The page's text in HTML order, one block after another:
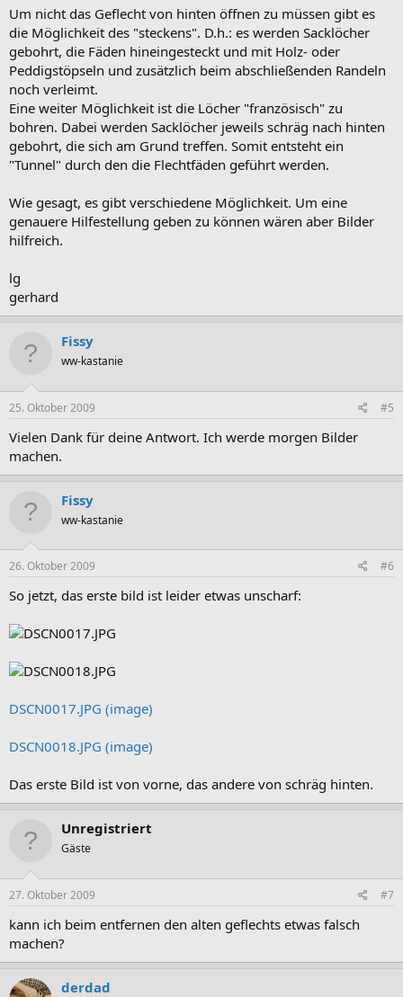
Um nicht das Geflecht von hinten öffnen zu müssen gibt es
die Möglichkeit des "steckens". D.h.: es werden Sacklöcher
gebohrt, die Fäden hineingesteckt und mit Holz- oder
Peddigstöpseln und zusätzlich beim abschließenden Randeln
noch verleimt.
Eine weiter Möglichkeit ist die Löcher "französisch" zu
bohren. Dabei werden Sacklöcher jeweils schräg nach hinten
gebohrt, die sich am Grund treffen. Somit entsteht ein
"Tunnel" durch den die Flechtfäden geführt werden.
Wie gesagt, es gibt verschiedene Möglichkeit. Um eine
genauere Hilfestellung geben zu können wären aber Bilder
hilfreich.
lg
gerhard
Fissy
ww-kastanie
25. Oktober 2009 #5
Vielen Dank für deine Antwort. Ich werde morgen Bilder
machen.
Fissy
ww-kastanie
26. Oktober 2009 #6
So jetzt, das erste bild ist leider etwas unscharf:
DSCN0017.JPG (image)
DSCN0018.JPG (image)
Das erste Bild ist von vorne, das andere von schräg hinten.
Unregistriert
Gäste
27. Oktober 2009 #7
kann ich beim entfernen den alten geflechts etwas falsch
machen?
derdad